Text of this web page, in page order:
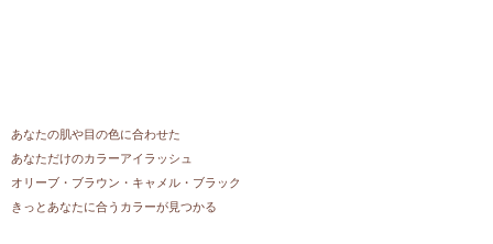
あなたの肌や目の色に合わせた
あなただけのカラーアイラッシュ
オリーブ・ブラウン・キャメル・ブラック
きっとあなたに合うカラーが見つかる